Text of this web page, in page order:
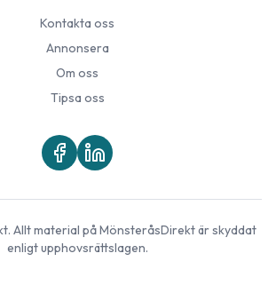
Kontakta oss
Annonsera
Om oss
Tipsa oss
. Allt material påMönsteråsDirektär skyddat
enligt upphovsrättslagen.